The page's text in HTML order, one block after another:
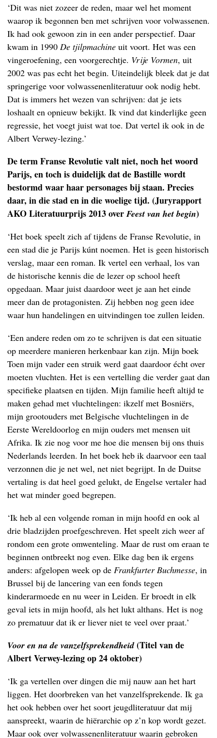
‘Dit was niet zozeer de reden, maar wel het moment
waarop ik begonnen ben met schrijven voor volwassenen.
Ik had ook gewoon zin in een ander perspectief. Daar
kwam in 1990 De tjilpmachine uit voort. Het was een
vingeroefening, een voorgerechtje. Vrije Vormen, uit
2002 was pas echt het begin. Uiteindelijk bleek dat je dat
springerige voor volwassenenliteratuur ook nodig hebt.
Dat is immers het wezen van schrijven: dat je iets
loshaalt en opnieuw bekijkt. Ik vind dat kinderlijke geen
regressie, het voegt juist wat toe. Dat vertel ik ook in de
Albert Verwey-lezing.’
De term Franse Revolutie valt niet, noch het woord
Parijs, en toch is duidelijk dat de Bastille wordt
bestormd waar haar personages bij staan. Precies
daar, in die stad en in die woelige tijd. (Juryrapport
AKO Literatuurprijs 2013 overFeest van het begin)
‘Het boek speelt zich af tijdens de Franse Revolutie, in
een stad die je Parijs kúnt noemen. Het is geen historisch
verslag, maar een roman. Ik vertel een verhaal, los van
de historische kennis die de lezer op school heeft
opgedaan. Maar juist daardoor weet je aan het einde
meer dan de protagonisten. Zij hebben nog geen idee
waar hun handelingen en uitvindingen toe zullen leiden.
‘Een andere reden om zo te schrijven is dat een situatie
op meerdere manieren herkenbaar kan zijn. Mijn boek
Toen mijn vader een struik werd gaat daardoor écht over
moeten vluchten. Het is een vertelling die verder gaat dan
specifieke plaatsen en tijden. Mijn familie heeft altijd te
maken gehad met vluchtelingen: ikzelf met Bosniërs,
mijn grootouders met Belgische vluchtelingen in de
Eerste Wereldoorlog en mijn ouders met mensen uit
Afrika. Ik zie nog voor me hoe die mensen bij ons thuis
Nederlands leerden. In het boek heb ik daarvoor een taal
verzonnen die je net wel, net niet begrijpt. In de Duitse
vertaling is dat heel goed gelukt, de Engelse vertaler had
het wat minder goed begrepen.
‘Ik heb al een volgende roman in mijn hoofd en ook al
drie bladzijden proefgeschreven. Het speelt zich weer af
rondom een grote omwenteling. Maar de rust om eraan te
beginnen ontbreekt nog even. Elke dag ben ik ergens
anders: afgelopen week op de Frankfurter Buchmesse, in
Brussel bij de lancering van een fonds tegen
kinderarmoede en nu weer in Leiden. Er broedt in elk
geval iets in mijn hoofd, als het lukt althans. Het is nog
zo prematuur dat ik er liever niet te veel over praat.’
Voor en na de vanzelfsprekendheid(Titel van de
Albert Verwey-lezing op 24 oktober)
‘Ik ga vertellen over dingen die mij nauw aan het hart
liggen. Het doorbreken van het vanzelfsprekende. Ik ga
het ook hebben over het soort jeugdliteratuur dat mij
aanspreekt, waarin de hiërarchie op z’n kop wordt gezet.
Maar ook over volwassenenliteratuur waarin gebroken